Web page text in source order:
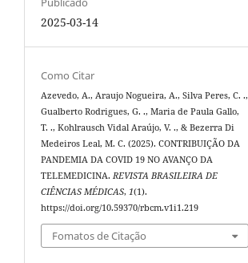
2025-03-14
Como Citar
Azevedo, A., Araujo Nogueira, A., Silva Peres, C. .,
Gualberto Rodrigues, G. ., Maria de Paula Gallo,
T. ., Kohlrausch Vidal Araújo, V. ., & Bezerra Di
Medeiros Leal, M. C. (2025). CONTRIBUIÇÃO DA
PANDEMIA DA COVID 19 NO AVANÇO DA
TELEMEDICINA.REVISTA BRASILEIRA DE
CIÊNCIAS MÉDICAS,1(1).
https://doi.org/10.59370/rbcm.v1i1.219
Fomatos de Citação